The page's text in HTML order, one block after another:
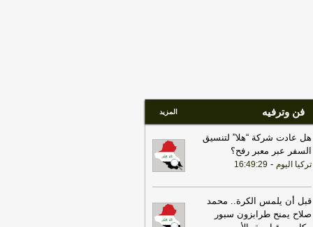
فن وترفيه المزيد
هل عادت شركة “هلا” لتنسيق
السفر عبر معبر رفح؟
تركيا اليوم -
16:49:29
قبل أن يلمس الكرة.. محمد
صلاح يمنح طرابزون سبور